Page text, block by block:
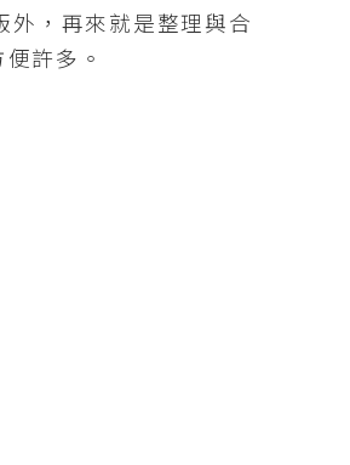
，再來就是整理與合
許多。